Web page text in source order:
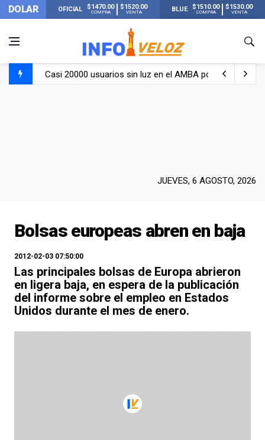
DOLAR OFICIAL $1470.00
COMPRA
$1520.00
VENTA BLUE $1510.00
COMPRA
$1530.00
VENTA
Casi 20000 usuarios sin luz en el AMBA por el temporal
Candela Arizaga rompió el silencio tras el incidente con
JUEVES, 6 AGOSTO, 2026
Bolsas europeas abren en baja
2012-02-03 07:50:00
Las principales bolsas de Europa abrieron
en ligera baja, en espera de la publicación
del informe sobre el empleo en Estados
Unidos durante el mes de enero.